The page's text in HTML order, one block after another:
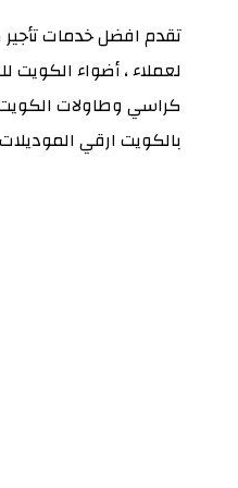
تقدم افضل خدمات
لعملاء ، أضواء الكويت
كراسي وطاولات الكويت
بالكويت ارقي